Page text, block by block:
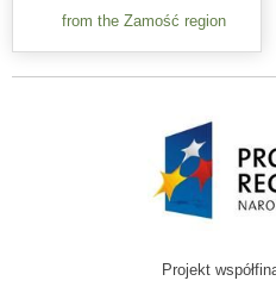
from the Zamość region
Projekt